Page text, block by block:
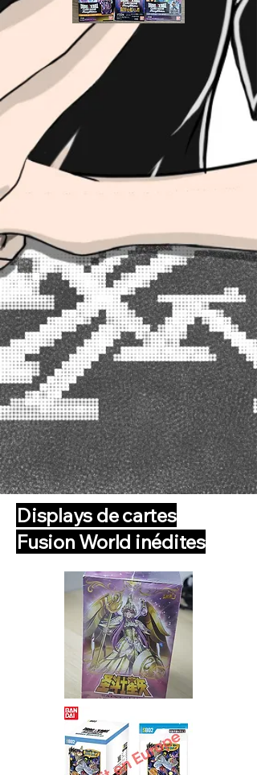
Displays de cartes
Fusion World inédites